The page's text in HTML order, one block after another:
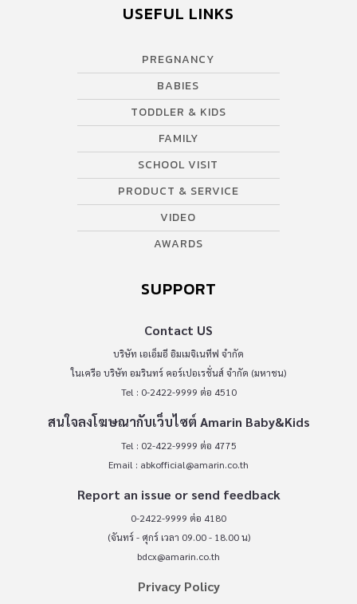
USEFUL LINKS
PREGNANCY
BABIES
TODDLER & KIDS
FAMILY
SCHOOL VISIT
PRODUCT & SERVICE
VIDEO
AWARDS
SUPPORT
Contact US
บริษัท เอเอ็มอี อิมเมจิเนทีฟ จำกัด
ในเครือ บริษัท อมรินทร์ คอร์เปอเรชั่นส์ จำกัด (มหาชน)
Tel : 0-2422-9999 ต่อ 4510
สนใจลงโฆษณากับเว็บไซต์ Amarin Baby&Kids
Tel : 02-422-9999 ต่อ 4775
Email : abkofficial@amarin.co.th
Report an issue or send feedback
0-2422-9999 ต่อ 4180
(จันทร์ - ศุกร์ เวลา 09.00 - 18.00 น)
bdcx@amarin.co.th
Privacy Policy